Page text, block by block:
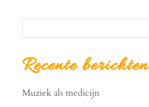
Recente berichten
Muziek als medicijn